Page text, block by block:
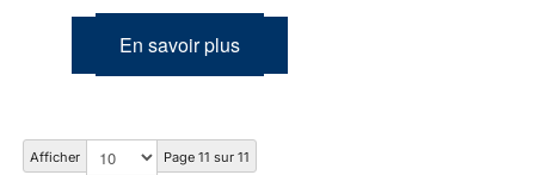
En savoir plus
Afficher Page 11 sur 11